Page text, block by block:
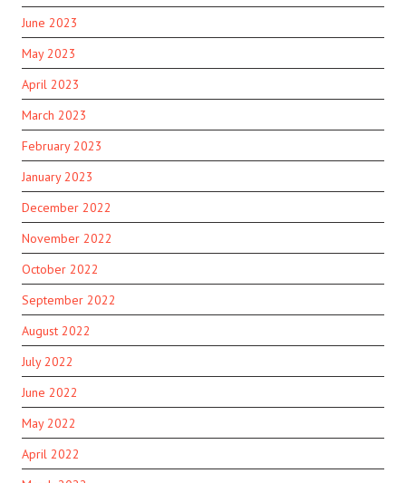
June 2023
May 2023
April 2023
March 2023
February 2023
January 2023
December 2022
November 2022
October 2022
September 2022
August 2022
July 2022
June 2022
May 2022
April 2022